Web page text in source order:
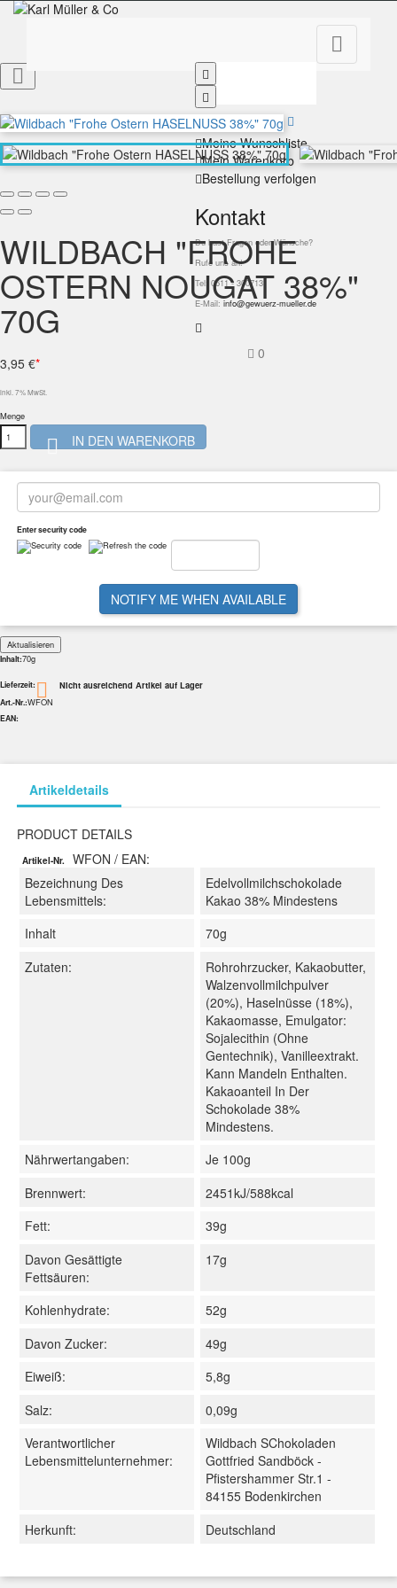

Mein Konto
Meine Wunschliste
Mein Warenkorb
Bestellung verfolgen
Kontakt
Du hast Fragen oder Wünsche?
Rufe uns an!
Tel: 0611 - 300713
E-Mail: info@gewuerz-mueller.de
0

WILDBACH "FROHE
OSTERN NOUGAT 38%"
70G
3,95 €*
inkl. 7% MwSt.
Menge
 IN DEN WARENKORB
Enter security code
NOTIFY ME WHEN AVAILABLE
Inhalt:70g
Lieferzeit:  Nicht ausreichend Artikel auf Lager
Art.-Nr.:WFON
EAN:
Artikeldetails
PRODUCT DETAILS
Artikel-Nr. WFON / EAN:
Bezeichnung Des
Lebensmittels:
Edelvollmilchschokolade
Kakao 38% Mindestens
Inhalt
70g
Zutaten:
Rohrohrzucker, Kakaobutter,
Walzenvollmilchpulver
(20%), Haselnüsse (18%),
Kakaomasse, Emulgator:
Sojalecithin (ohne
Gentechnik), Vanilleextrakt.
Kann Mandeln Enthalten.​
Kakaoanteil In Der
Schokolade 38%
Mindestens.
Nährwertangaben:
Je 100g
Brennwert:
2451kJ/588kcal
Fett:
39g
Davon Gesättigte
Fettsäuren:
17g
Kohlenhydrate:
52g
Davon Zucker:
49g
Eiweiß:
5,8g
Salz:
0,09g
Verantwortlicher
Lebensmittelunternehmer:
Wildbach SChokoladen
Gottfried Sandböck -
Pfistershammer Str.1 -
84155 Bodenkirchen
Herkunft:
Deutschland